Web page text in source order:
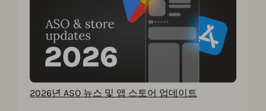
2026년 ASO 뉴스 및 앱 스토어 업데이트